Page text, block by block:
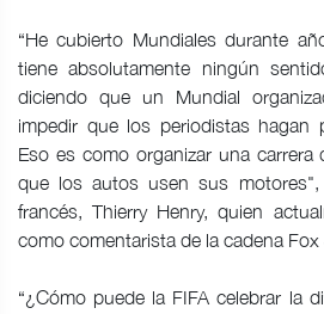
“He cubierto Mundiales durante
tiene absolutamente ningún
diciendo que un Mundial
impedir que los periodistas hagan
Eso es como organizar una carrera
que los autos usen sus
francés, Thierry Henry, quien
como comentarista de la cadena Fox
“¿Cómo puede la FIFA celebrar la